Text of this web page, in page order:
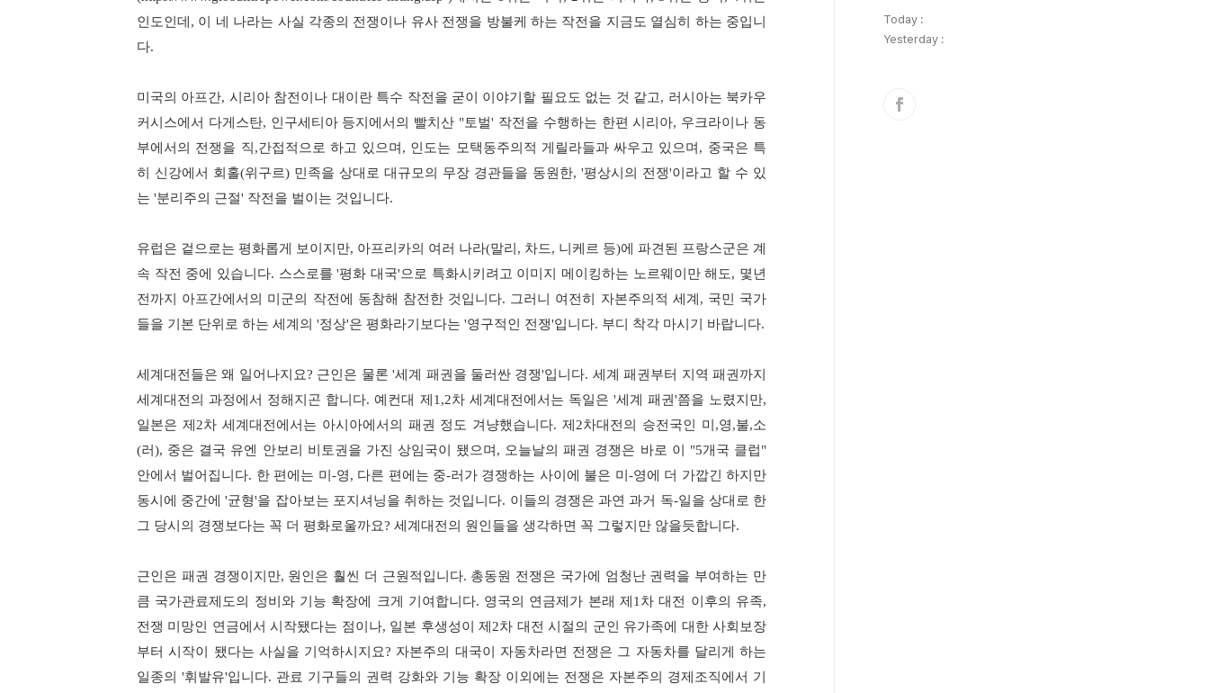
인도인데 , 이 네 나라는 사실 각종의 전쟁이나 유사 전쟁을 방불케 하는 작전을 지금도 열심히 하는 중입니
다.
미국의 아프간, 시리아 참전이나 대이란 특수 작전을 굳이 이야기할 필요도 없는 것 같고, 러시아는 북카우
커시스에서 다게스탄, 인구세티아 등지에서의 빨치산 "토벌' 작전을 수행하는 한편 시리아, 우크라이나 동
부에서의 전쟁을 직,간접적으로 하고 있으며 , 인도는 모택동주의적 게릴라들과 싸우고 있으며 , 중국은 특
히 신강에서 회홀(위구르) 민족을 상대로 대규모의 무장 경관들을 동원한, '평상시의 전쟁'이라고 할 수 있
는 '분리주의 근절' 작전을 벌이는 것입니다.
유럽은 겉으로는 평화롭게 보이지만, 아프리카의 여러 나라(말리 , 차드, 니케르 등)에 파견된 프랑스군은 계
속 작전 중에 있습니다. 스스로를'평화 대국'으로 특화시키려고 이미지 메이킹하는 노르웨이만 해도, 몇년
전까지 아프간에서의 미군의 작전에 동참해 참전한 것입니다. 그러니 여전히 자본주의적 세계 , 국민 국가
들을 기본 단위로 하는 세계의 '정상'은 평화라기보다는 '영구적인 전쟁'입니다. 부디 착각 마시기 바랍니다.
세계대전들은 왜 일어나지요? 근인은 물론'세계 패권을 둘러싼 경쟁'입니다. 세계 패권부터 지역 패권까지
세계대전의 과정에서 정해지곤 합니다. 예컨대 제 1,2차 세계대전에서는 독일은 '세계 패권'쯤을 노렸지만,
일본은 제 2차 세계대전에서는 아시아에서의 패권 정도 겨냥했습니다.제 2차대전의 승전국인 미 ,영,불,소
(러), 중은 결국 유엔 안보리 비토권을 가진 상임국이 됐으며 , 오늘날의 패권 경쟁은 바로 이 "5개국 클럽"
안에서 벌어집니다. 한 편에는 미 -영, 다른 편에는 중-러가 경쟁하는 사이에 불은 미 -영에 더 가깝긴 하지만
동시에 중간에'균형'을 잡아보는 포지셔닝을 취하는 것입니다. 이들의 경쟁은 과연 과거 독-일을 상대로 한
그 당시의 경쟁보다는 꼭 더 평화로울까요? 세계대전의 원인들을 생각하면 꼭 그렇지만 않을듯합니다.
근인은 패권 경쟁이지만, 원인은 훨씬 더 근원적입니다. 총동원 전쟁은 국가에 엄청난 권력을 부여하는 만
큼 국가관료제도의 정비와 기능 확장에 크게 기여합니다. 영국의 연금제가 본래 제 1 차 대전 이후의 유족,
전쟁 미망인 연금에서 시작됐다는 점이나, 일본 후생성이 제 2차 대전 시절의 군인 유가족에 대한 사회보장
부터 시작이 됐다는 사실을 기억하시지요? 자본주의 대국이 자동차라면 전쟁은 그 자동차를 달리게 하는
일종의 '휘발유'입니다. 관료 기구들의 권력 강화와 기능 확장 이외에는 전쟁은 자본주의 경제조직에서 기
Today :
Yesterday :